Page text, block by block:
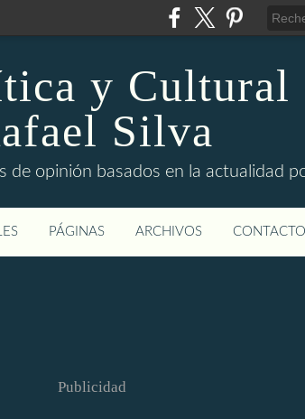
y Cultural
Silva
de opinión basados en la actualidad
PÁGINAS ARCHIVOS CONTACTO
Publicidad